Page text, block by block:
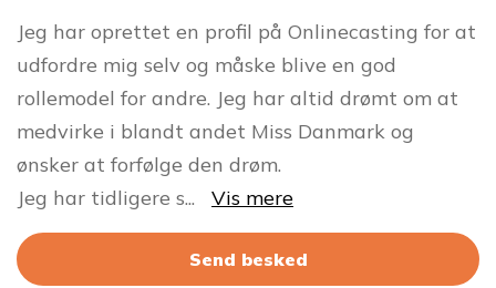
Jeg har oprettet en profil på Onlinecasting for at
udfordre mig selv og måske blive en god
rollemodel for andre. Jeg har altid drømt om at
medvirke i blandt andet Miss Danmark og
ønsker at forfølge den drøm.
Jeg har tidligere s... Vis mere
Send besked